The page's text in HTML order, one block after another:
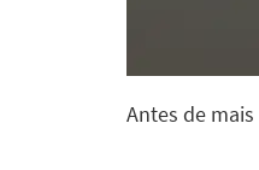
Antes de